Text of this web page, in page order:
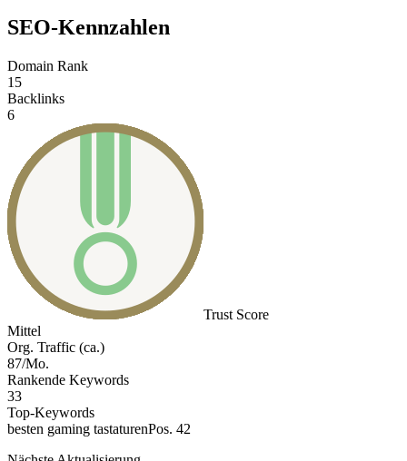
SEO-Kennzahlen
Domain Rank
15
Backlinks
6
Trust Score
Mittel
Org. Traffic (ca.)
87/Mo.
Rankende Keywords
33
Top-Keywords
besten gaming tastaturenPos. 42